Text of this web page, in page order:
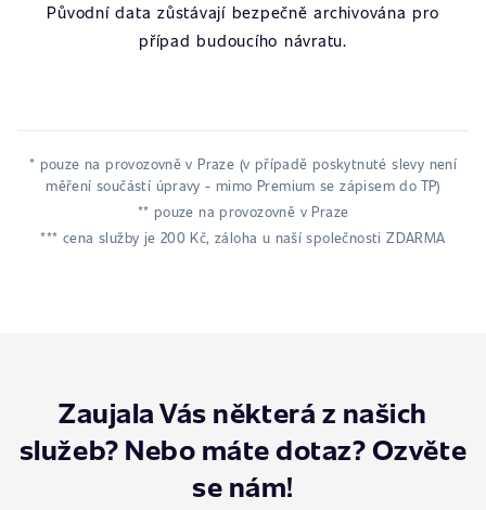
Původní data zůstávají bezpečně archivována pro
případ budoucího návratu.
* pouze na provozovně v Praze (v případě poskytnuté slevy není
měření součástí úpravy - mimo Premium se zápisem do TP)
** pouze na provozovně v Praze
*** cena služby je 200 Kč, záloha u naší společnosti ZDARMA
Zaujala Vás některá z našich
služeb? Nebo máte dotaz? Ozvěte
se nám!